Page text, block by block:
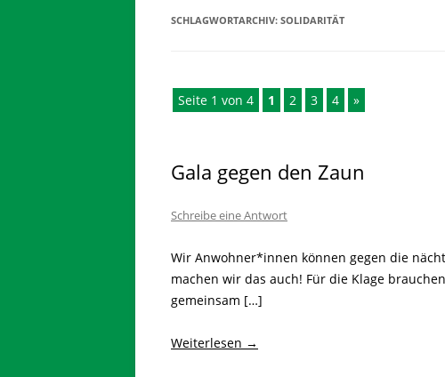
SCHLAGWORTARCHIV: SOLIDARITÄT
Seite 1 von 4 1 2 3 4 »
Gala gegen den Zaun
Schreibe eine Antwort
Wir Anwohner*innen können gegen die
machen wir das auch! Für die Klage
gemeinsam […]
Weiterlesen →